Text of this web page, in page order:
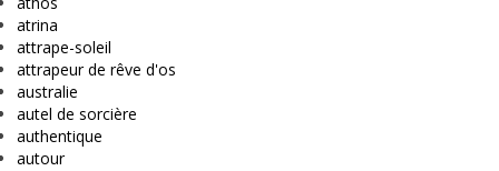
atrina
attrape-soleil
attrapeur de rêve d'os
australie
autel de sorcière
authentique
autour